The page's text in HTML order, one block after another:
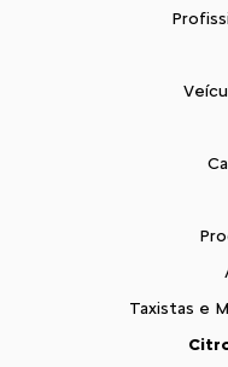
Taxistas e